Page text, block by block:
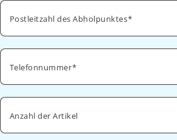
Postleitzahl des Abholpunktes
Telefonnummer
Anzahl der Artikel